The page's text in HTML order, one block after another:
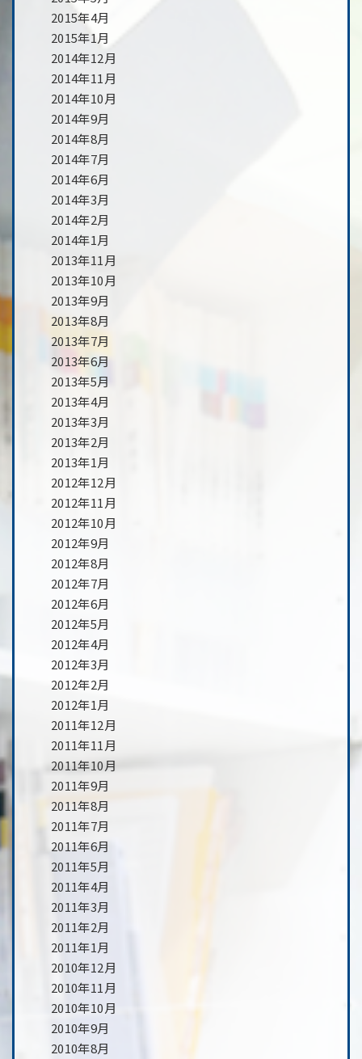
2015年4月
2015年1月
2014年12月
2014年11月
2014年10月
2014年9月
2014年8月
2014年7月
2014年6月
2014年3月
2014年2月
2014年1月
2013年11月
2013年10月
2013年9月
2013年8月
2013年7月
2013年6月
2013年5月
2013年4月
2013年3月
2013年2月
2013年1月
2012年12月
2012年11月
2012年10月
2012年9月
2012年8月
2012年7月
2012年6月
2012年5月
2012年4月
2012年3月
2012年2月
2012年1月
2011年12月
2011年11月
2011年10月
2011年9月
2011年8月
2011年7月
2011年6月
2011年5月
2011年4月
2011年3月
2011年2月
2011年1月
2010年12月
2010年11月
2010年10月
2010年9月
2010年8月